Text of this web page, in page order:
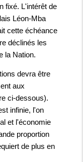
fixé. L'intérêt de
Léon-Mba
cette échéance
déclinés les
la Nation.
devra être
aux
ci-dessous).
infinie, l'on
et l'économie
proportion
de plus en